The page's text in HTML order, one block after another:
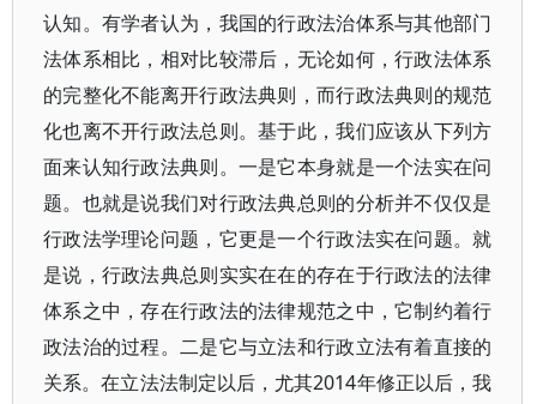
认知。有学者认为，我国的行政法治体系与其他部门
法体系相比，相对比较滞后，无论如何，行政法体系
的完整化不能离开行政法典则，而行政法典则的规范
化也离不开行政法总则。基于此，我们应该从下列方
面来认知行政法典则。一是它本身就是一个法实在问
题。也就是说我们对行政法典总则的分析并不仅仅是
行政法学理论问题，它更是一个行政法实在问题。就
是说，行政法典总则实实在在的存在于行政法的法律
体系之中，存在行政法的法律规范之中，它制约着行
政法治的过程。二是它与立法和行政立法有着直接的
关系。在立法法制定以后，尤其2014年修正以后，我